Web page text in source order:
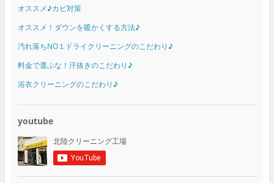
オススメ♪カビ対策
オススメ！ダウンを暖かくする方法♪
汚れ落ちNO１ドライクリーニングのこだわり♪
料金で選ぶな！汗抜きのこだわり♪
浴衣クリーニングのこだわり♪
youtube